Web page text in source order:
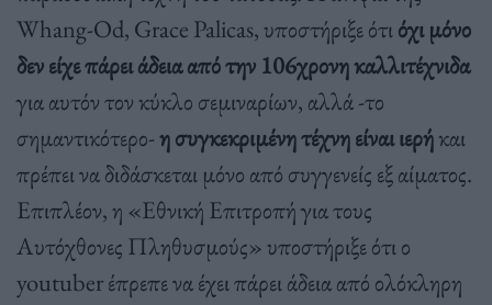
Whang-Od, Grace Palicas, υποστήριξε ότιόχι μόνο
δεν είχε πάρει άδεια από την 106χρονη καλλιτέχνιδα
για αυτόν τον κύκλο σεμιναρίων, αλλά -το
σημαντικότερο-η συγκεκριμένη τέχνη είναι ιερήκαι
πρέπει να διδάσκεται μόνο από συγγενείς εξ αίματος.
Επιπλέον, η «Εθνική Επιτροπή για τους
Αυτόχθονες Πληθυσμούς» υποστήριξε ότι ο
youtuber έπρεπε να έχει πάρει άδεια από ολόκληρη